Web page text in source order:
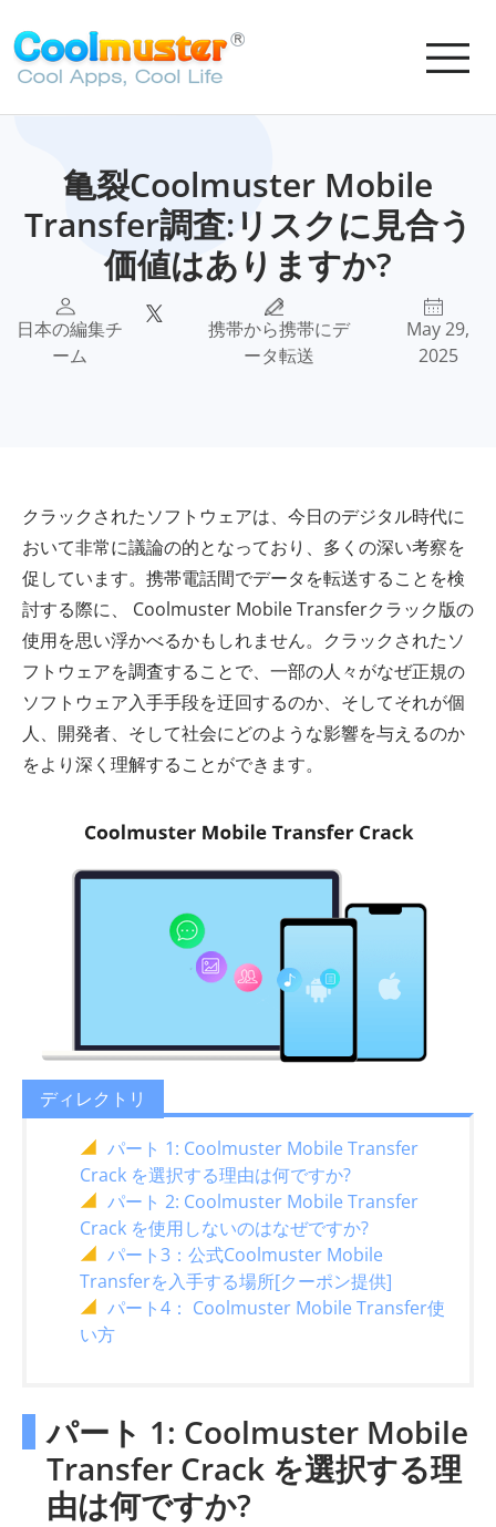
亀裂Coolmuster Mobile
Transfer調査:リスクに見合う
価値はありますか?
日本の編集チ
ーム
携帯から携帯にデ
ータ転送
May 29,
2025
クラックされたソフトウェアは、今日のデジタル時代に
おいて非常に議論の的となっており、多くの深い考察を
促しています。携帯電話間でデータを転送することを検
討する際に、 Coolmuster Mobile Transferクラック版の
使用を思い浮かべるかもしれません。クラックされたソ
フトウェアを調査することで、一部の人々がなぜ正規の
ソフトウェア入手手段を迂回するのか、そしてそれが個
人、開発者、そして社会にどのような影響を与えるのか
をより深く理解することができます。
ディレクトリ
パート 1: Coolmuster Mobile Transfer
Crack を選択する理由は何ですか?
パート 2: Coolmuster Mobile Transfer
Crack を使用しないのはなぜですか?
パート3：公式Coolmuster Mobile
Transferを入手する場所[クーポン提供]
パート4： Coolmuster Mobile Transfer使
い方
パート 1: Coolmuster Mobile
Transfer Crack を選択する理
由は何ですか?